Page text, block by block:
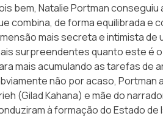
bem, Natalie Portman
combina, de forma equilibrada e
mais secreta e intimista
surpreendentes quanto este é
mais acumulando as tarefas de
não por acaso, Portman
(Gilad Kahana) e mãe do
à formação do Estado de